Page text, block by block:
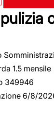
1.5 mensile
349946
6/8/